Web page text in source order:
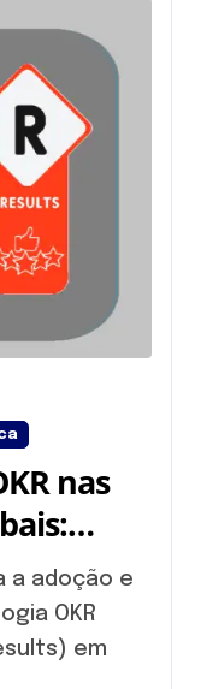
nas
e
de
OKR
em